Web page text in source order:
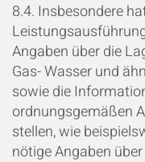
8.4. Insbesondere
Angaben über die
Gas- Wasser und
sowie die
ordnungsgemäßen
stellen, wie
nötige Angaben